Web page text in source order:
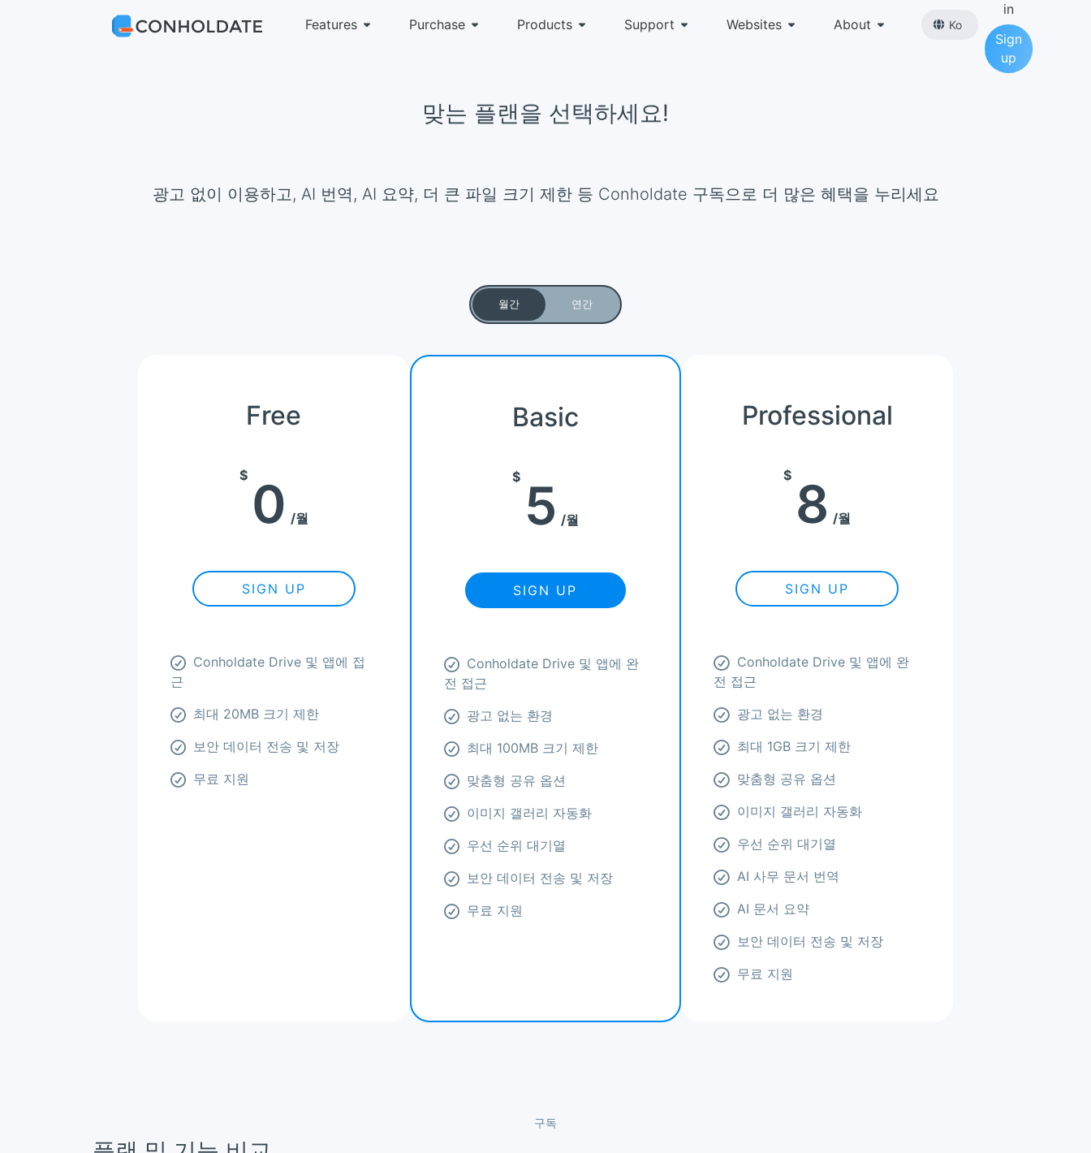
Features Purchase Products Support Websites About Ko
in
Sign
up
맞는 플랜을 선택하세요!
광고 없이 이용하고, AI 번역, AI 요약, 더 큰 파일 크기 제한 등 Conholdate 구독으로 더 많은 혜택을 누리세요
월간 연간
Free
$ 0 월
SIGN UP
Conholdate Drive 및 앱에 접
근
최대 20MB 크기 제한
보안 데이터 전송 및 저장
무료 지원
Basic
$ 5 월
SIGN UP
Conholdate Drive 및 앱에 완
전 접근
광고 없는 환경
최대 100MB 크기 제한
맞춤형 공유 옵션
이미지 갤러리 자동화
우선 순위 대기열
보안 데이터 전송 및 저장
무료 지원
Professional
$ 8 월
SIGN UP
Conholdate Drive 및 앱에 완
전 접근
광고 없는 환경
최대 1GB 크기 제한
맞춤형 공유 옵션
이미지 갤러리 자동화
우선 순위 대기열
AI 사무 문서 번역
AI 문서 요약
보안 데이터 전송 및 저장
무료 지원
구독